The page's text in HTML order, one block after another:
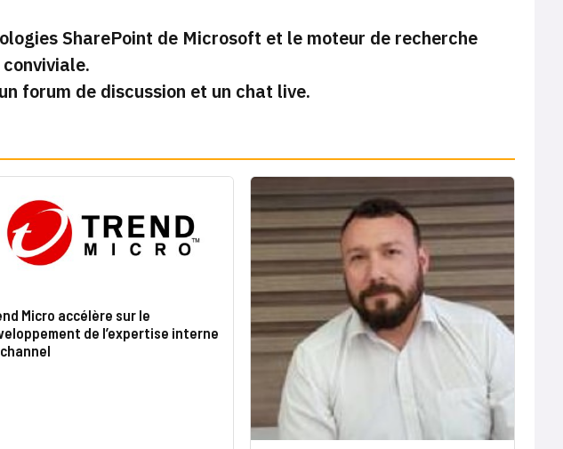
SharePoint de Microsoft et le moteur de recherche
forum de discussion et un chat live.
Micro accélère sur le
de l’expertise interne